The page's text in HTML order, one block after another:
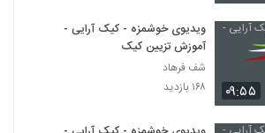
۰۹:۵۵
ویدیوی خوشمزه - کیک آرایی -
آموزش تزیین کیک
شف فرهاد
۱۶۸ بازدید